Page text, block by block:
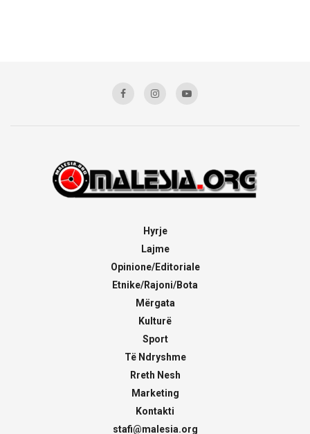
Hyrje
Lajme
Opinione/Editoriale
Etnike/Rajoni/Bota
Mërgata
Kulturë
Sport
Të Ndryshme
Rreth Nesh
Marketing
Kontakti
stafi@malesia.org